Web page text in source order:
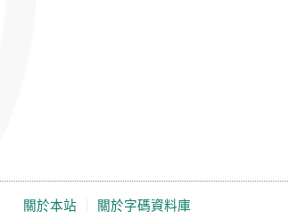
關於本站 關於字碼資料庫